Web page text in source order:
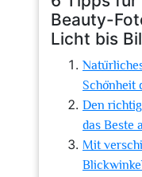
Beauty-
Licht bis
Schönheit
Den
das Beste
Mit